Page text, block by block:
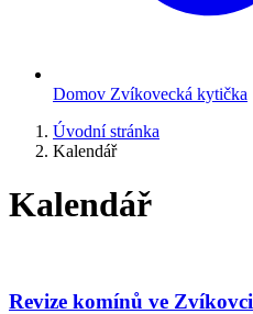
Domov Zvíkovecká kytička
Úvodní stránka
Kalendář
Kalendář
Revize komínů ve Zvíkovci